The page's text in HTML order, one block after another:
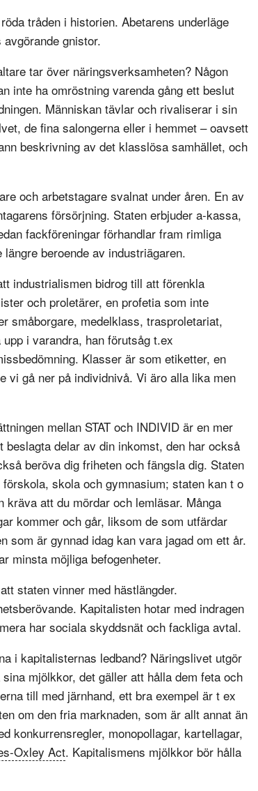
tråden i historien. Abetarens underläge
gnistor.
tar över näringsverksamheten? Någon
inte ha omröstning varenda gång ett beslut
Människan tävlar och rivaliserar i sin
de fina salongerna eller i hemmet – oavsett
beskrivning av det klasslösa samhället, och
och arbetstagare svalnat under åren. En av
försörjning. Staten erbjuder a-kassa,
fackföreningar förhandlar fram rimliga
beroende av industriägaren.
industrialismen bidrog till att förenkla
och proletärer, en profetia som inte
småborgare, medelklass, trasproletariat,
i varandra, han förutsåg t.ex
Klasser är som etiketter, en
vi gå ner på individnivå. Vi äro alla lika men
mellan STAT och INDIVID är en mer
delar av din inkomst, den har också
beröva dig friheten och fängsla dig. Staten
skola och gymnasium; staten kan t o
att du mördar och lemläsar. Många
kommer och går, liksom de som utfärdar
som är gynnad idag kan vara jagad om ett år.
minsta möjliga befogenheter.
staten vinner med hästlängder.
Kapitalisten hotar med indragen
har sociala skyddsnät och fackliga avtal.
i kapitalisternas ledband? Näringslivet utgör
mjölkkor, det gäller att hålla dem feta och
till med järnhand, ett bra exempel är t ex
om den fria marknaden, som är allt annat än
konkurrensregler, monopollagar, kartellagar,
Oxley Act. Kapitalismens mjölkkor bör hålla